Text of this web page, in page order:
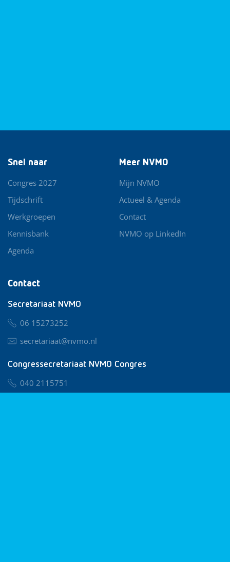
Contact
Secretariaat NVMO
06 15273252
secretariaat@nvmo.nl
Congressecretariaat NVMO Congres
040 2115751
Snel naar
Congres 2027
Tijdschrift
Werkgroepen
Kennisbank
Agenda
Meer NVMO
Mijn NVMO
Actueel & Agenda
Contact
NVMO op LinkedIn